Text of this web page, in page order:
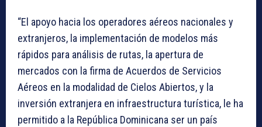
“El apoyo hacia los operadores aéreos nacionales y
extranjeros, la implementación de modelos más
rápidos para análisis de rutas, la apertura de
mercados con la firma de Acuerdos de Servicios
Aéreos en la modalidad de Cielos Abiertos, y la
inversión extranjera en infraestructura turística, le ha
permitido a la República Dominicana ser un país